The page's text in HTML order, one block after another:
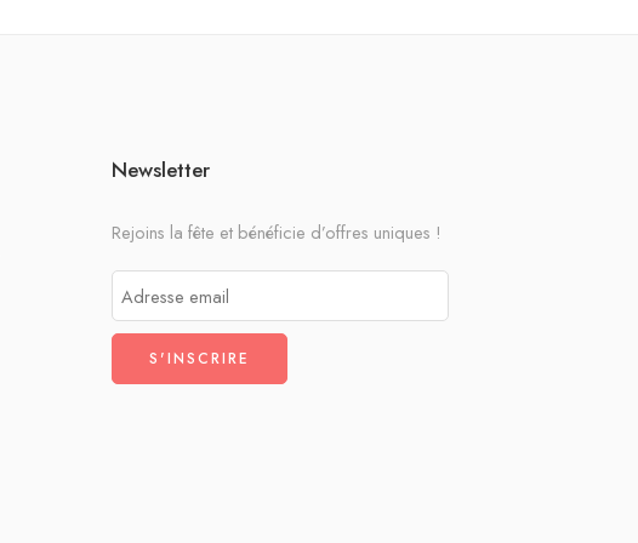
Newsletter
Rejoins la fête et bénéficie d’offres uniques !